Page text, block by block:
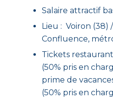
Salaire attractif
Lieu : Voiron (38)
Confluence,
Tickets
(50% pris en
prime de
(50% pris en